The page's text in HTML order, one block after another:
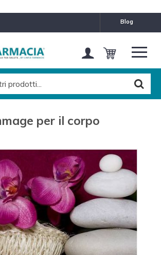
blog
1
2
3
per il corpo